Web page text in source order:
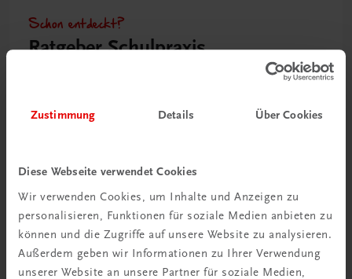
Zustimmung Details Über Cookies
Diese Webseite verwendet Cookies
Wir verwenden Cookies, um Inhalte und Anzeigen zu
personalisieren, Funktionen für soziale Medien anbieten zu
können und die Zugriffe auf unsere Website zu analysieren.
Außerdem geben wir Informationen zu Ihrer Verwendung
unserer Website an unsere Partner für soziale Medien,
Schon entdeckt?
Ratgeber Schulpraxis